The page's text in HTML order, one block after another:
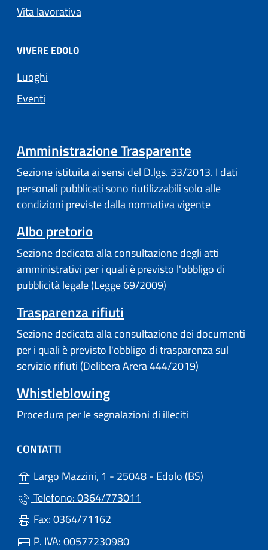
Vita lavorativa
VIVERE EDOLO
Luoghi
Eventi
Amministrazione Trasparente
Sezione istituita ai sensi del D.lgs. 33/2013. I dati
personali pubblicati sono riutilizzabili solo alle
condizioni previste dalla normativa vigente
Albo pretorio
Sezione dedicata alla consultazione degli atti
amministrativi per i quali è previsto l'obbligo di
pubblicità legale (Legge 69/2009)
Trasparenza rifiuti
Sezione dedicata alla consultazione dei documenti
per i quali è previsto l'obbligo di trasparenza sul
servizio rifiuti (Delibera Arera 444/2019)
Whistleblowing
Procedura per le segnalazioni di illeciti
CONTATTI
Largo Mazzini, 1 - 25048 - Edolo (BS)
Telefono: 0364/773011
Fax: 0364/71162
P. IVA: 00577230980